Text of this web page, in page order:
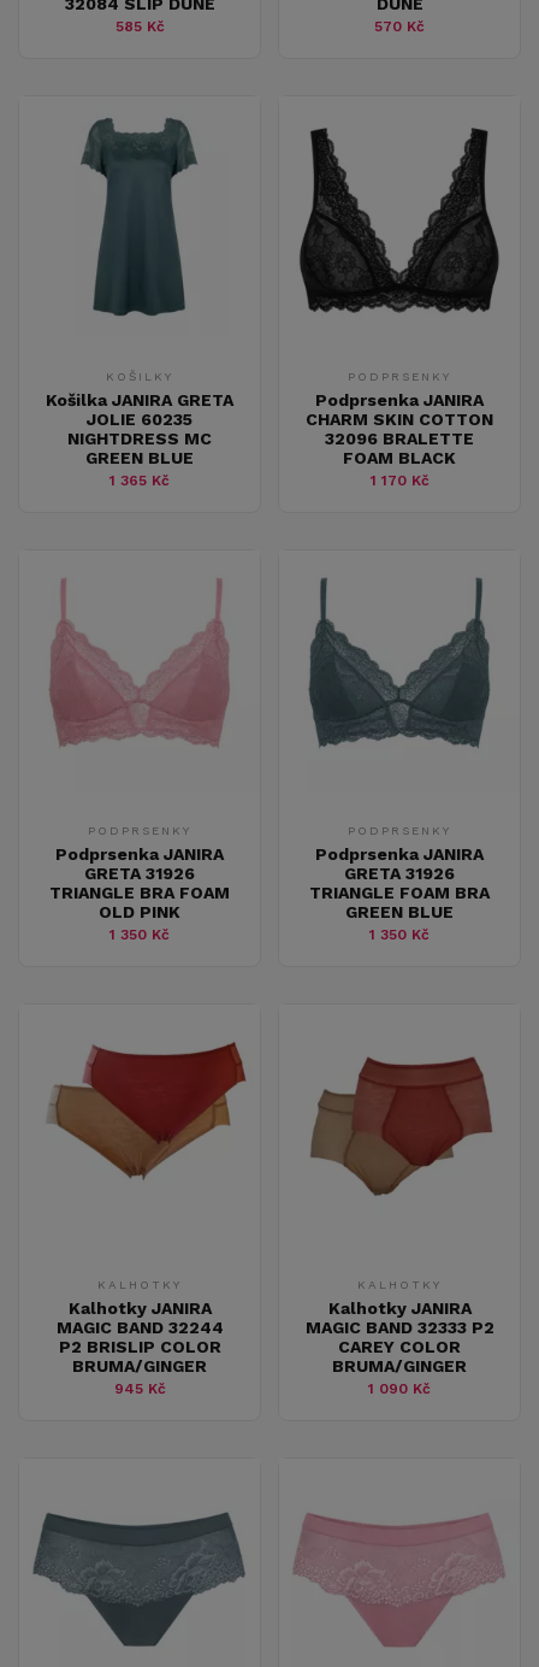
585 Kč 570 Kč
KOŠILKY
Košilka JANIRA GRETA
JOLIE 60235
NIGHTDRESS MC
GREEN BLUE
1 365 Kč
PODPRSENKY
Podprsenka JANIRA
CHARM SKIN COTTON
32096 BRALETTE
FOAM BLACK
1 170 Kč
PODPRSENKY
Podprsenka JANIRA
GRETA 31926
TRIANGLE BRA FOAM
OLD PINK
1 350 Kč
PODPRSENKY
Podprsenka JANIRA
GRETA 31926
TRIANGLE FOAM BRA
GREEN BLUE
1 350 Kč
KALHOTKY
Kalhotky JANIRA
MAGIC BAND 32244
P2 BRISLIP COLOR
BRUMA/GINGER
945 Kč
KALHOTKY
Kalhotky JANIRA
MAGIC BAND 32333 P2
CAREY COLOR
BRUMA/GINGER
1 090 Kč